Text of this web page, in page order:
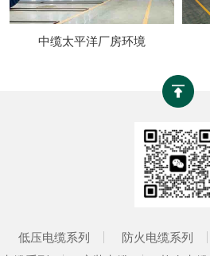
中缆太平洋厂房环境
低压电缆系列 防火电缆系列